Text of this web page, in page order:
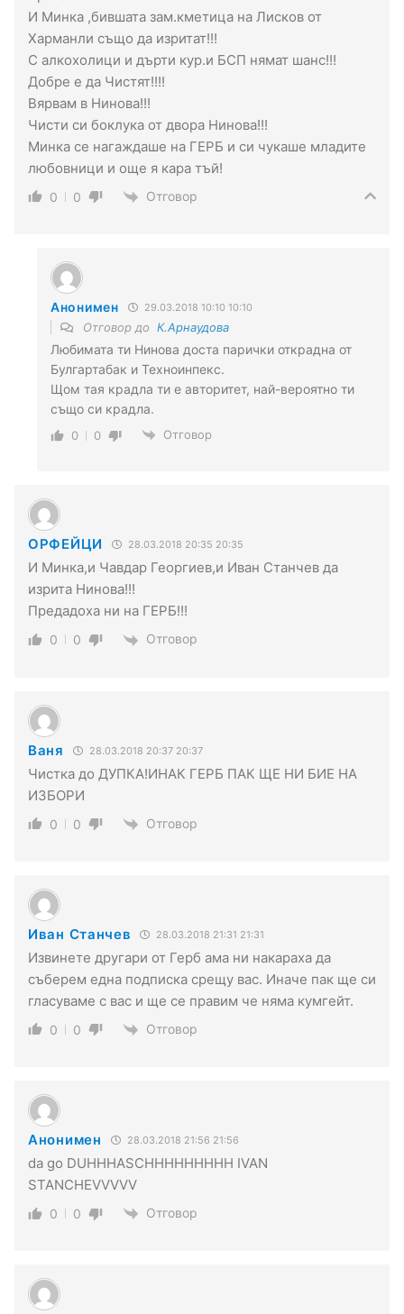
И Минка ,бившата зам.кметица на Лисков от
Харманли също да изритат!!!
С алкохолици и дърти кур.и БСП нямат шанс!!!
Добре е да Чистят!!!!
Вярвам в Нинова!!!
Чисти си боклука от двора Нинова!!!
Минка се нагаждаше на ГЕРБ и си чукаше младите
любовници и още я кара тъй!
0 0 Отговор
Анонимен 29.03.2018 10:10 10:10
Отговор до К.Арнаудова
Любимата ти Нинова доста парички открадна от
Булгартабак и Техноинпекс.
Щом тая крадла ти е авторитет, най-вероятно ти
също си крадла.
0 0 Отговор
ОРФЕЙЦИ 28.03.2018 20:35 20:35
И Минка,и Чавдар Георгиев,и Иван Станчев да
изрита Нинова!!!
Предадоха ни на ГЕРБ!!!
0 0 Отговор
Ваня 28.03.2018 20:37 20:37
Чистка до ДУПКА!ИНАК ГЕРБ ПАК ЩЕ НИ БИЕ НА
ИЗБОРИ
0 0 Отговор
Иван Станчев 28.03.2018 21:31 21:31
Извинете другари от Герб ама ни накараха да
съберем една подписка срещу вас. Иначе пак ще си
гласуваме с вас и ще се правим че няма кумгейт.
0 0 Отговор
Анонимен 28.03.2018 21:56 21:56
da go DUHHHASCHHHHHHHHH IVAN
STANCHEVVVVV
0 0 Отговор